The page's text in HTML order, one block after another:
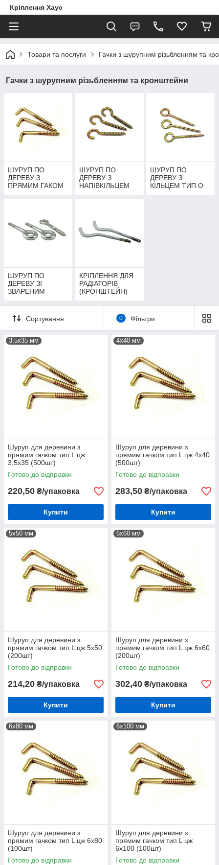
Кріплення Хаус
Товари та послуги Гачки з шурупним різьбленням та
Гачки з шурупним різьбленням та кронштейни
ШУРУП ПО
ДЕРЕВУ З
ПРЯМИМ ГАКОМ
ШУРУП ПО
ДЕРЕВУ З
НАПІВКІЛЬЦЕМ
ШУРУП ПО
ДЕРЕВУ З
КІЛЬЦЕМ ТИП О
ШУРУП ПО
ДЕРЕВУ ЗІ
ЗВАРЕНИМ
КРІПЛЕННЯ ДЛЯ
РАДІАТОРІВ
(КРОНШТЕЙН)
Сортування 0 Фільтри
3,5х35 мм
Шуруп для деревини з
прямим гачком тип L цж
3,5х35 (500шт)
Готово до відправки
220,50 ₴/упаковка
Купити
4х40 мм
Шуруп для деревини з
прямим гачком тип L цж 4х40
(500шт)
Готово до відправки
283,50 ₴/упаковка
Купити
5х50 мм
Шуруп для деревини з
прямим гачком тип L цж 5х50
(200шт)
Готово до відправки
214,20 ₴/упаковка
Купити
6х60 мм
Шуруп для деревини з
прямим гачком тип L цж 6х60
(200шт)
Готово до відправки
302,40 ₴/упаковка
Купити
6х80 мм
Шуруп для деревини з
прямим гачком тип L цж 6х80
(100шт)
Готово до відправки
6х100 мм
Шуруп для деревини з
прямим гачком тип L цж
6х100 (100шт)
Готово до відправки